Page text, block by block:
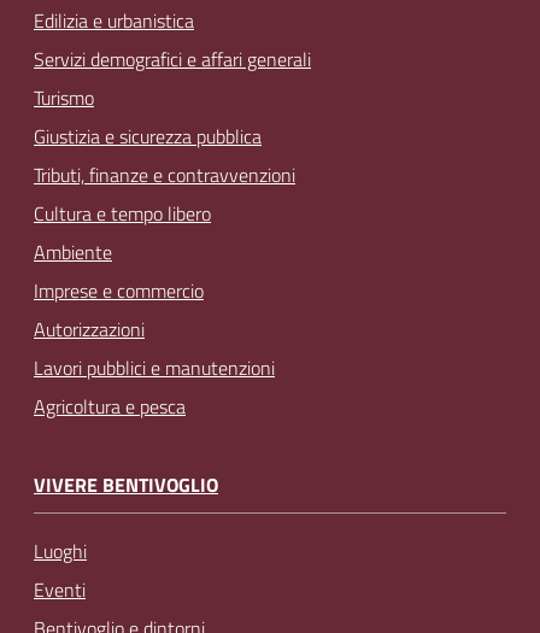
Edilizia e urbanistica
Servizi demografici e affari generali
Turismo
Giustizia e sicurezza pubblica
Tributi, finanze e contravvenzioni
Cultura e tempo libero
Ambiente
Imprese e commercio
Autorizzazioni
Lavori pubblici e manutenzioni
Agricoltura e pesca
VIVERE BENTIVOGLIO
Luoghi
Eventi